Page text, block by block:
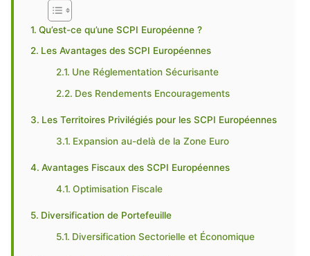
Qu’est-ce qu’une SCPI Européenne ?
Les Avantages des SCPI Européennes
Une Réglementation Sécurisante
Des Rendements Encouragements
Les Territoires Privilégiés pour les SCPI Européennes
Expansion au-delà de la Zone Euro
Avantages Fiscaux des SCPI Européennes
Optimisation Fiscale
Diversification de Portefeuille
Diversification Sectorielle et Économique